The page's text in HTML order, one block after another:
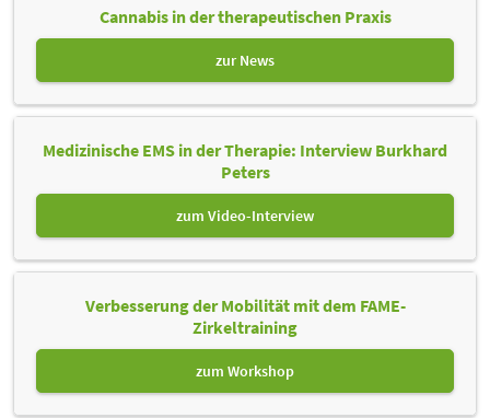
Cannabis in der therapeutischen Praxis
zur News
Medizinische EMS in der Therapie: Interview Burkhard
Peters
zum Video-Interview
Verbesserung der Mobilität mit dem FAME-
Zirkeltraining
zum Workshop